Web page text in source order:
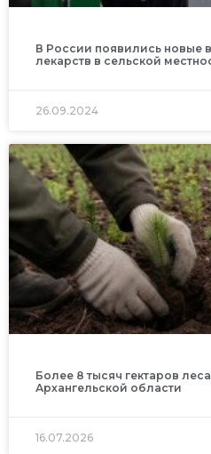
В России появились новые
лекарств в сельской
26.09.2024
Более 8 тысяч гектаров
Архангельской области
16.07.2026